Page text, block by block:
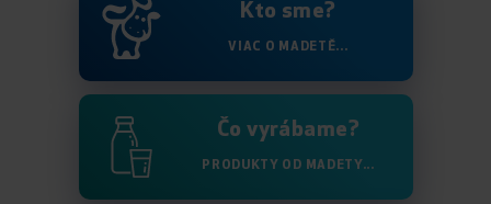
Kto sme?
VIAC O MADETĚ...
Čo vyrábame?
PRODUKTY OD MADETY...